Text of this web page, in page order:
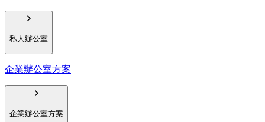
私人辦公室
企業辦公室方案
企業辦公室方案